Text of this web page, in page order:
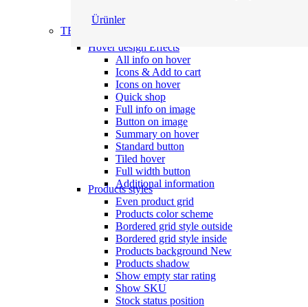
Ürünler
TEST CİHAZLARI
Hover design Effects
All info on hover
Icons & Add to cart
Icons on hover
Quick shop
Full info on image
Button on image
Summary on hover
Standard button
Tiled hover
Full width button
Additional information
Products styles
Even product grid
Products color scheme
Bordered grid style outside
Bordered grid style inside
Products background New
Products shadow
Show empty star rating
Show SKU
Stock status position